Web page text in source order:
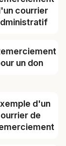
courrier
un don
d'un
de